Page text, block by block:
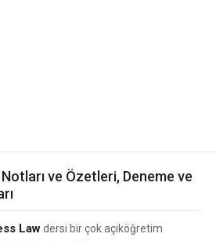
ve Özetleri, Deneme ve
Lawdersi bir çok açıköğretim